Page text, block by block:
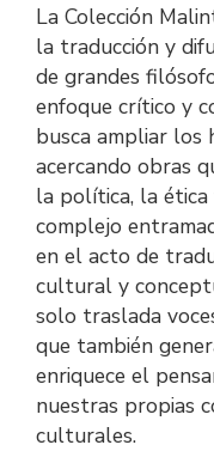
La Colección
la traducción y
de grandes
enfoque crítico y
busca ampliar los
acercando obras
la política, la
complejo
en el acto de
cultural y
solo traslada
que también
enriquece el
nuestras propias
culturales.